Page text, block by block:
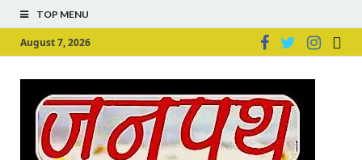
TOP MENU
August 7, 2026